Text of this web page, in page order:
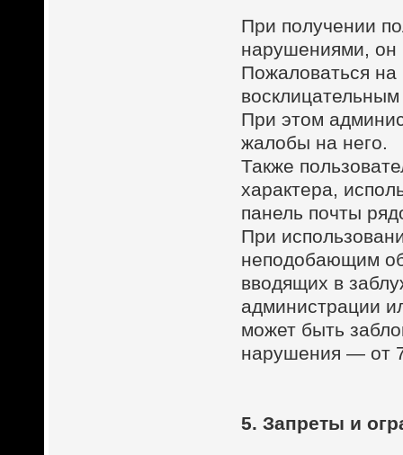
При получении
нарушениями, он
Пожаловаться
При этом
жалобы на него.
Также
характера,
панель почты
При
неподобающим
вводящих в
администрации
может быть
нарушения — от
5. Запреты и